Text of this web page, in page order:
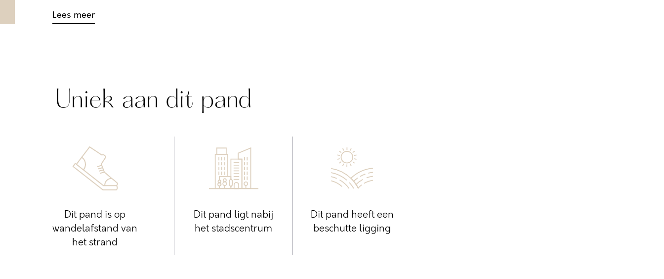
Lees meer
Uniek aan dit pand
Dit pand is op
wandelafstand van
het strand
Dit pand ligt nabij
het stadscentrum
Dit pand heeft een
beschutte ligging